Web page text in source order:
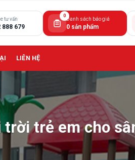
tư vấn
888 679
0
Danh sách báo giá
0 sản phẩm
LIÊN HỆ
trẻ em cho